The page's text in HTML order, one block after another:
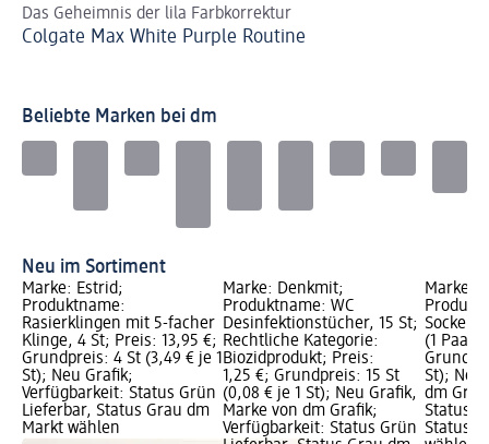
Das Geheimnis der lila Farbkorrektur
Colgate Max White Purple Routine
Beliebte Marken bei dm
Neu im Sortiment
Marke: Estrid;
Produktname:
Rasierklingen mit 5-facher
Klinge, 4 St; Preis: 13,95 €;
Grundpreis: 4 St (3,49 € je 1
St); Neu Grafik;
Verfügbarkeit: Status Grün
Lieferbar, Status Grau dm
Markt wählen
Marke: Denkmit;
Produktname: WC
Desinfektionstücher, 15 St;
Rechtliche Kategorie:
Biozidprodukt; Preis:
1,25 €; Grundpreis: 15 St
(0,08 € je 1 St); Neu Grafik,
Marke von dm Grafik;
Verfügbarkeit: Status Grün
Marke:
Socken
(1
St); Neu
dm
Status
Status